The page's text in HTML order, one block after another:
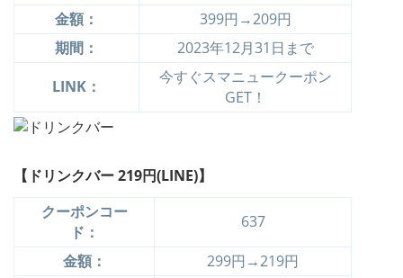
金額：
399円→209円
期間：
2023年12月31日まで
LINK：
今すぐスマニュークーポン
GET！
【ドリンクバー 219円(LINE)】
クーポンコー
ド：
637
金額：
299円→219円